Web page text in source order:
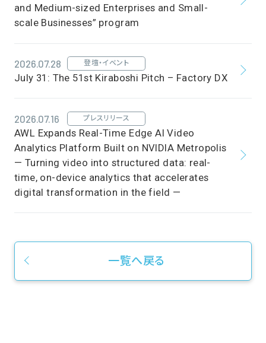
and Medium-sized Enterprises and Small-
scale Businesses” program
2026.07.28 登壇・イベント
July 31: The 51st Kiraboshi Pitch – Factory DX
2026.07.16 プレスリリース
AWL Expands Real-Time Edge AI Video
Analytics Platform Built on NVIDIA Metropolis
— Turning video into structured data: real-
time, on-device analytics that accelerates
digital transformation in the field —
一覧へ戻る